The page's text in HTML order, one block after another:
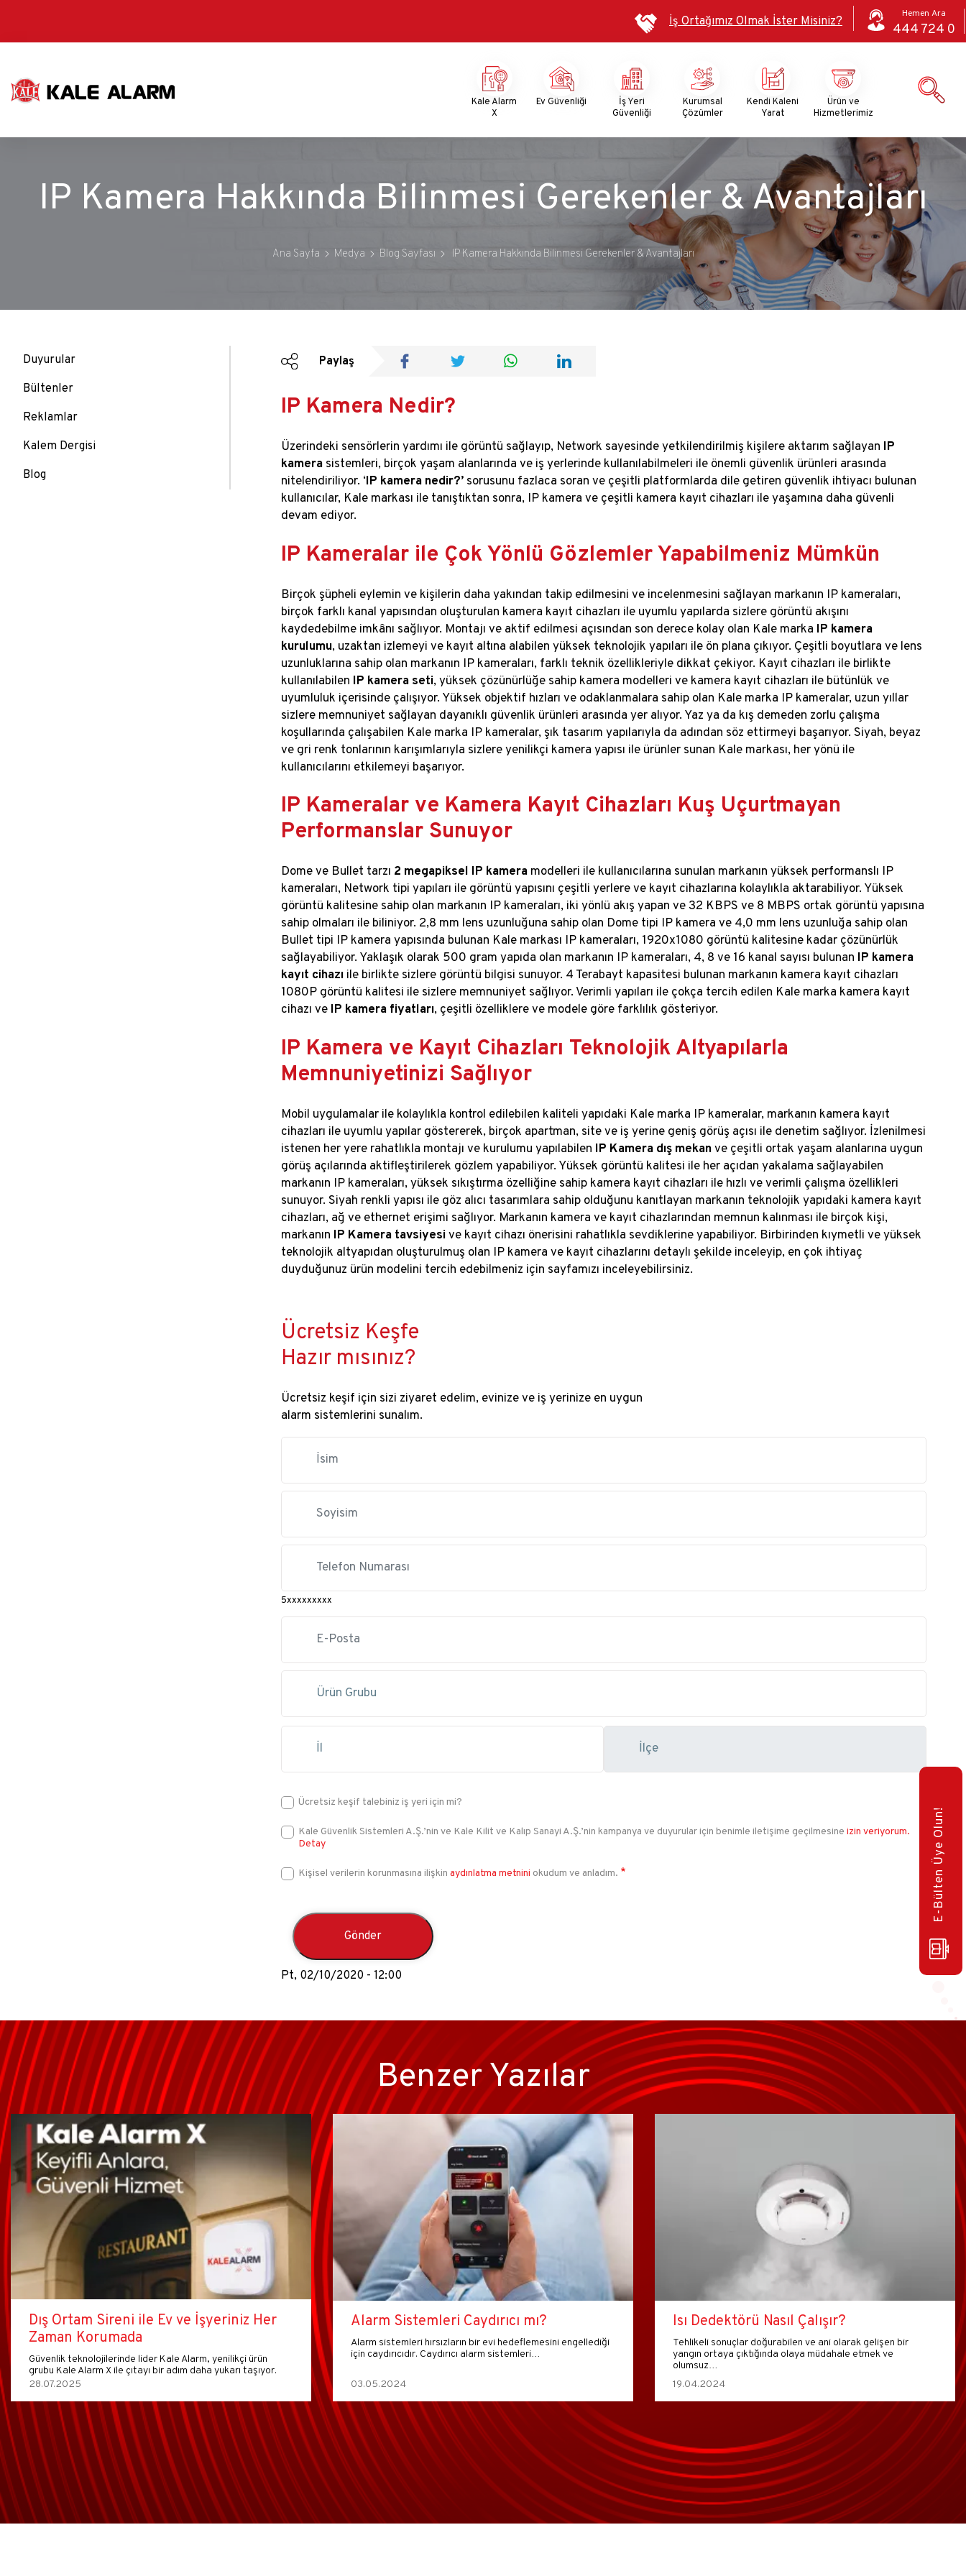
atla
İş Ortağımız Olmak İster Misiniz?
Hemen Ara
444 724 0
Menu
Kale Alarm
X
Ev Güvenliği
İş Yeri
Güvenliği
Kurumsal
Çözümler
Kendi Kaleni
Yarat
Ürün ve
Hizmetlerimiz
IP Kamera Hakkında Bilinmesi Gerekenler & Avantajları
Ana Sayfa Medya Blog Sayfası IP Kamera Hakkında Bilinmesi Gerekenler & Avantajları
Duyurular
Bültenler
Reklamlar
Kalem Dergisi
Blog
Paylaş
IP Kamera Nedir?
Üzerindeki sensörlerin yardımı ile görüntü sağlayıp, Network sayesinde yetkilendirilmiş kişilere aktarım sağlayan IP
kamera sistemleri, birçok yaşam alanlarında ve iş yerlerinde kullanılabilmeleri ile önemli güvenlik ürünleri arasında
nitelendiriliyor. ‘IP kamera nedir?’ sorusunu fazlaca soran ve çeşitli platformlarda dile getiren güvenlik ihtiyacı bulunan
kullanıcılar, Kale markası ile tanıştıktan sonra, IP kamera ve çeşitli kamera kayıt cihazları ile yaşamına daha güvenli
devam ediyor.
IP Kameralar ile Çok Yönlü Gözlemler Yapabilmeniz Mümkün
Birçok şüpheli eylemin ve kişilerin daha yakından takip edilmesini ve incelenmesini sağlayan markanın IP kameraları,
birçok farklı kanal yapısından oluşturulan kamera kayıt cihazları ile uyumlu yapılarda sizlere görüntü akışını
kaydedebilme imkânı sağlıyor. Montajı ve aktif edilmesi açısından son derece kolay olan Kale marka IP kamera
kurulumu, uzaktan izlemeyi ve kayıt altına alabilen yüksek teknolojik yapıları ile ön plana çıkıyor. Çeşitli boyutlara ve lens
uzunluklarına sahip olan markanın IP kameraları, farklı teknik özellikleriyle dikkat çekiyor. Kayıt cihazları ile birlikte
kullanılabilen IP kamera seti, yüksek çözünürlüğe sahip kamera modelleri ve kamera kayıt cihazları ile bütünlük ve
uyumluluk içerisinde çalışıyor. Yüksek objektif hızları ve odaklanmalara sahip olan Kale marka IP kameralar, uzun yıllar
sizlere memnuniyet sağlayan dayanıklı güvenlik ürünleri arasında yer alıyor. Yaz ya da kış demeden zorlu çalışma
koşullarında çalışabilen Kale marka IP kameralar, şık tasarım yapılarıyla da adından söz ettirmeyi başarıyor. Siyah, beyaz
ve gri renk tonlarının karışımlarıyla sizlere yenilikçi kamera yapısı ile ürünler sunan Kale markası, her yönü ile
kullanıcılarını etkilemeyi başarıyor.
IP Kameralar ve Kamera Kayıt Cihazları Kuş Uçurtmayan
Performanslar Sunuyor
Dome ve Bullet tarzı 2 megapiksel IP kamera modelleri ile kullanıcılarına sunulan markanın yüksek performanslı IP
kameraları, Network tipi yapıları ile görüntü yapısını çeşitli yerlere ve kayıt cihazlarına kolaylıkla aktarabiliyor. Yüksek
görüntü kalitesine sahip olan markanın IP kameraları, iki yönlü akış yapan ve 32 KBPS ve 8 MBPS ortak görüntü yapısına
sahip olmaları ile biliniyor. 2,8 mm lens uzunluğuna sahip olan Dome tipi IP kamera ve 4,0 mm lens uzunluğa sahip olan
Bullet tipi IP kamera yapısında bulunan Kale markası IP kameraları, 1920x1080 görüntü kalitesine kadar çözünürlük
sağlayabiliyor. Yaklaşık olarak 500 gram yapıda olan markanın IP kameraları, 4, 8 ve 16 kanal sayısı bulunan IP kamera
kayıt cihazı ile birlikte sizlere görüntü bilgisi sunuyor. 4 Terabayt kapasitesi bulunan markanın kamera kayıt cihazları
1080P görüntü kalitesi ile sizlere memnuniyet sağlıyor. Verimli yapıları ile çokça tercih edilen Kale marka kamera kayıt
cihazı ve IP kamera fiyatları, çeşitli özelliklere ve modele göre farklılık gösteriyor.
IP Kamera ve Kayıt Cihazları Teknolojik Altyapılarla
Memnuniyetinizi Sağlıyor
Mobil uygulamalar ile kolaylıkla kontrol edilebilen kaliteli yapıdaki Kale marka IP kameralar, markanın kamera kayıt
cihazları ile uyumlu yapılar göstererek, birçok apartman, site ve iş yerine geniş görüş açısı ile denetim sağlıyor. İzlenilmesi
istenen her yere rahatlıkla montajı ve kurulumu yapılabilen IP Kamera dış mekanve çeşitli ortak yaşam alanlarına uygun
görüş açılarında aktifleştirilerek gözlem yapabiliyor. Yüksek görüntü kalitesi ile her açıdan yakalama sağlayabilen
markanın IP kameraları, yüksek sıkıştırma özelliğine sahip kamera kayıt cihazları ile hızlı ve verimli çalışma özellikleri
sunuyor. Siyah renkli yapısı ile göz alıcı tasarımlara sahip olduğunu kanıtlayan markanın teknolojik yapıdaki kamera kayıt
cihazları, ağ ve ethernet erişimi sağlıyor. Markanın kamera ve kayıt cihazlarından memnun kalınması ile birçok kişi,
markanın IP Kamera tavsiyesive kayıt cihazı önerisini rahatlıkla sevdiklerine yapabiliyor. Birbirinden kıymetli ve yüksek
teknolojik altyapıdan oluşturulmuş olan IP kamera ve kayıt cihazlarını detaylı şekilde inceleyip, en çok ihtiyaç
duyduğunuz ürün modelini tercih edebilmeniz için sayfamızı inceleyebilirsiniz.
Ücretsiz Keşfe
Hazır mısınız?
Ücretsiz keşif için sizi ziyaret edelim, evinize ve iş yerinize en uygun
alarm sistemlerini sunalım.
5xxxxxxxxx
Ücretsiz keşif talebiniz iş yeri için mi?
Kale Güvenlik Sistemleri A.Ş.’nin ve Kale Kilit ve Kalıp Sanayi A.Ş.’nin kampanya ve duyurular için benimle iletişime geçilmesine izin veriyorum.
Detay
Kişisel verilerin korunmasına ilişkin aydınlatma metnini okudum ve anladım.
Pt, 02/10/2020 - 12:00
E-Bülten Üye Olun!
Benzer Yazılar
Dış Ortam Sireni ile Ev ve İşyeriniz Her
Zaman Korumada
Güvenlik teknolojilerinde lider Kale Alarm, yenilikçi ürün
grubu Kale Alarm X ile çıtayı bir adım daha yukarı taşıyor.
28.07.2025
Alarm Sistemleri Caydırıcı mı?
Alarm sistemleri hırsızların bir evi hedeflemesini engellediği
için caydırıcıdır. Caydırıcı alarm sistemleri…
03.05.2024
Isı Dedektörü Nasıl Çalışır?
Tehlikeli sonuçlar doğurabilen ve ani olarak gelişen bir
yangın ortaya çıktığında olaya müdahale etmek ve
olumsuz…
19.04.2024